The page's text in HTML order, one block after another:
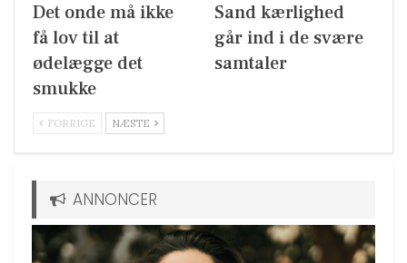
Det onde må ikke
få lov til at
ødelægge det
smukke
Sand kærlighed
går ind i de svære
samtaler
FORRIGE NÆSTE
ANNONCER